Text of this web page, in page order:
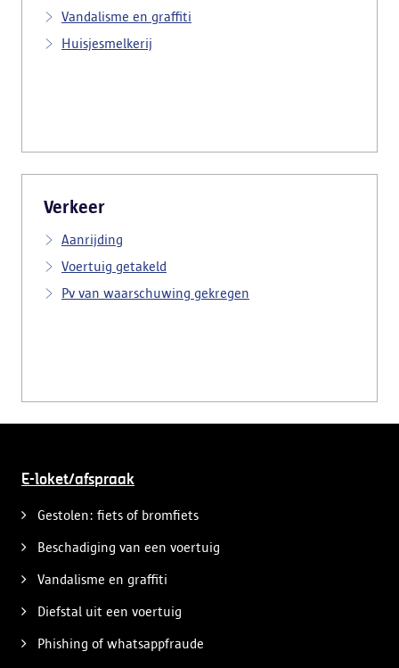
Vandalisme en graffiti
Huisjesmelkerij
Verkeer
Aanrijding
Voertuig getakeld
Pv van waarschuwing gekregen
E-loket/afspraak
Gestolen: fiets of bromfiets
Beschadiging van een voertuig
Vandalisme en graffiti
Diefstal uit een voertuig
Phishing of whatsappfraude